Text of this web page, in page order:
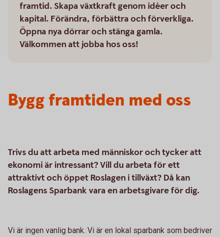
framtid. Skapa växtkraft genom idéer och
kapital. Förändra, förbättra och förverkliga.
Öppna nya dörrar och stänga gamla.
Välkommen att jobba hos oss!
Bygg framtiden med oss
Trivs du att arbeta med människor och tycker att
ekonomi är intressant? Vill du arbeta för ett
attraktivt och öppet Roslagen i tillväxt? Då kan
Roslagens Sparbank vara en arbetsgivare för dig.
Vi är ingen vanlig bank. Vi är en lokal sparbank som bedriver